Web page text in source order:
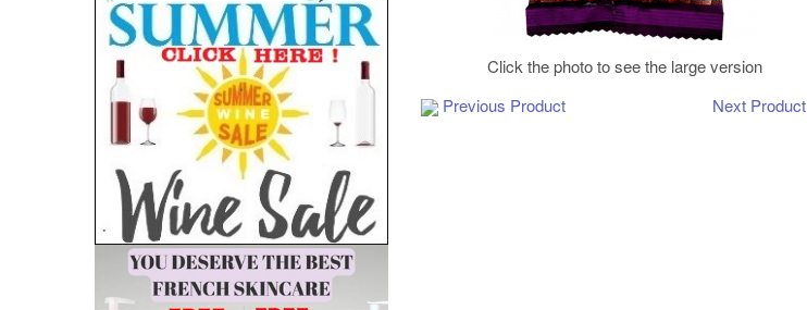
Click the photo to see the large version
Previous Product
Next Product